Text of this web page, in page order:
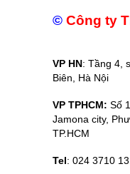
© Công
VP HN: Tầng 4,
Biên,
VP TPHCM: Số
Jamona city,
TP.HCM
Tel: 024